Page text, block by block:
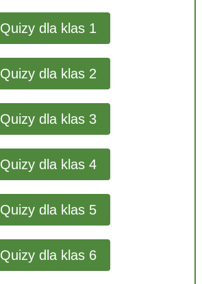
Quizy dla klas 1
Quizy dla klas 2
Quizy dla klas 3
Quizy dla klas 4
Quizy dla klas 5
Quizy dla klas 6